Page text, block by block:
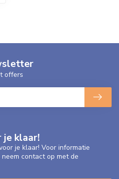
je klaar!
je klaar! Voor informatie
contact op met de
offers